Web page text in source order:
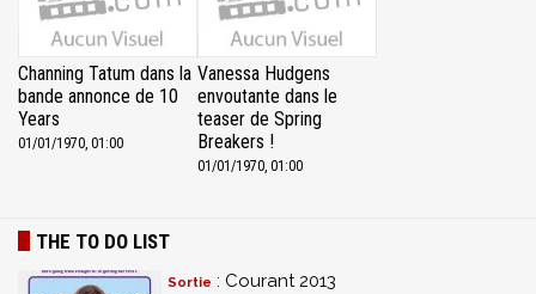
Channing Tatum dans la
bande annonce de 10
Years
01/01/1970, 01:00
Vanessa Hudgens
envoutante dans le
teaser de Spring
Breakers !
01/01/1970, 01:00
THE TO DO LIST
Sortie : Courant 2013